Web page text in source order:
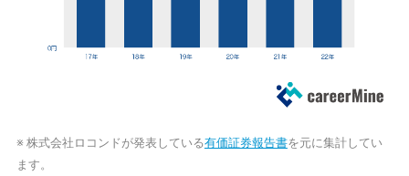
※ 株式会社ロコンドが発表している有価証券報告書を元に集計してい
ます。